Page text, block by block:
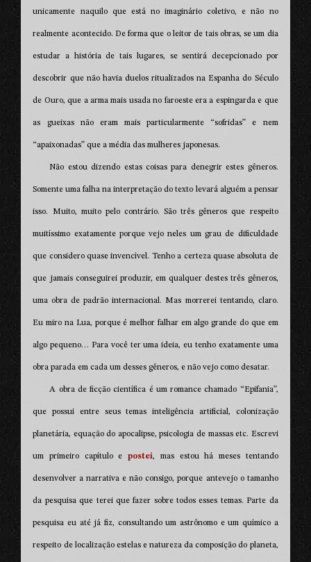
unicamente naquilo que está no imaginário coletivo, e não no
realmente acontecido. De forma que o leitor de tais obras, se um dia
estudar a história de tais lugares, se sentirá decepcionado por
descobrir que não havia duelos ritualizados na Espanha do Século
de Ouro, que a arma mais usada no faroeste era a espingarda e que
as gueixas não eram mais particularmente “sofridas” e nem
“apaixonadas” que a média das mulheres japonesas.
Não estou dizendo estas coisas para denegrir estes gêneros.
Somente uma falha na interpretação do texto levará alguém a pensar
isso. Muito, muito pelo contrário. São três gêneros que respeito
muitíssimo exatamente porque vejo neles um grau de dificuldade
que considero quase invencível. Tenho a certeza quase absoluta de
que jamais conseguirei produzir, em qualquer destes três gêneros,
uma obra de padrão internacional. Mas morrerei tentando, claro.
Eu miro na Lua, porque é melhor falhar em algo grande do que em
algo pequeno… Para você ter uma ideia, eu tenho exatamente uma
obra parada em cada um desses gêneros, e não vejo como desatar.
A obra de ficção científica é um romance chamado “Epifania”,
que possui entre seus temas inteligência artificial, colonização
planetária, equação do apocalipse, psicologia de massas etc. Escrevi
um primeiro capítulo epostei, mas estou há meses tentando
desenvolver a narrativa e não consigo, porque antevejo o tamanho
da pesquisa que terei que fazer sobre todos esses temas. Parte da
pesquisa eu até já fiz, consultando um astrônomo e um químico a
respeito de localização estelas e natureza da composição do planeta,